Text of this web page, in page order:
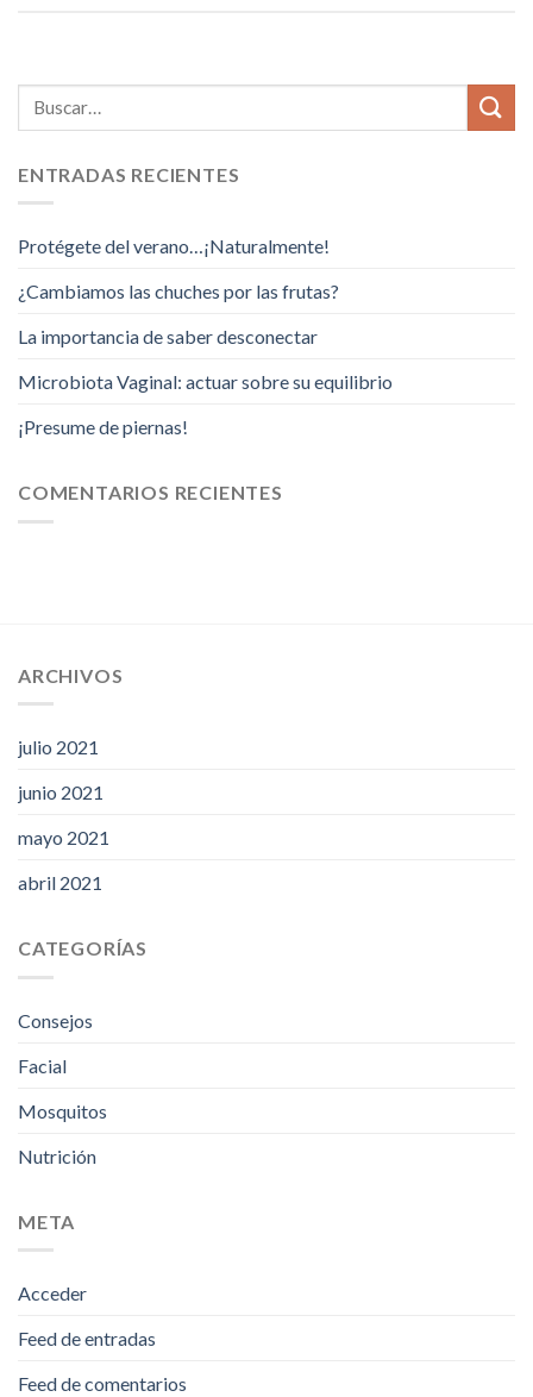
ENTRADAS RECIENTES
Protégete del verano…¡Naturalmente!
¿Cambiamos las chuches por las frutas?
La importancia de saber desconectar
Microbiota Vaginal: actuar sobre su equilibrio
¡Presume de piernas!
COMENTARIOS RECIENTES
ARCHIVOS
julio 2021
junio 2021
mayo 2021
abril 2021
CATEGORÍAS
Consejos
Facial
Mosquitos
Nutrición
META
Acceder
Feed de entradas
Feed de comentarios